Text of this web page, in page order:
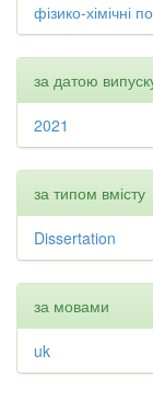
фізико-хімічні
за датою
2021
за типом вмісту
Dissertation
за мовами
uk